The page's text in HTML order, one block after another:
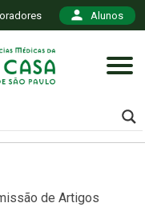
Alunos
de Artigos